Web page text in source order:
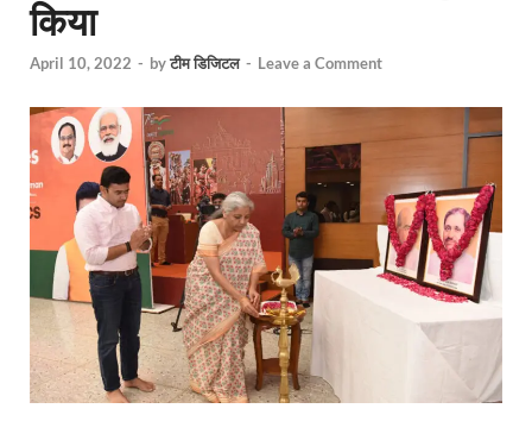
किया
April 10, 2022 - byटीम डिजिटल - Leave a Comment